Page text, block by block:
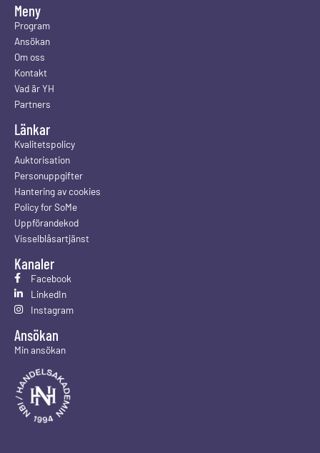
Meny
Program
Ansökan
Om oss
Kontakt
Vad är YH
Partners
Länkar
Kvalitetspolicy
Auktorisation
Personuppgifter
Hantering av cookies
Policy for SoMe
Uppförandekod
Visselblåsartjänst
Kanaler
Facebook
LinkedIn
Instagram
Ansökan
Min ansökan